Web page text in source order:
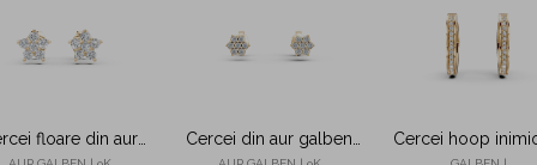
floare din aur
galben cu zirconii
Cercei din aur galben
cu zirconii
Cercei hoop
din argint galben